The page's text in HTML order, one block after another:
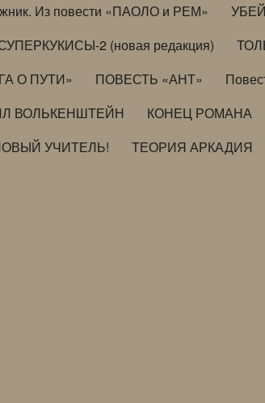
Из повести «ПАОЛО и РЕМ»
2 (новая редакция)
О ПУТИ» ПОВЕСТЬ «АНТ»
ВОЛЬКЕНШТЕЙН КОНЕЦ РОМАНА
УЧИТЕЛЬ! ТЕОРИЯ АРКАДИЯ